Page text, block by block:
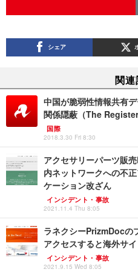
シェア
関連
中国が脆弱性情報共有
関係隠蔽（The Register
国際
2018.3.30 Fri 8:30
アクセサリーパーツ販
内ネットワークへの不
ケーション改ざん
インシデント・事故
2021.11.4 Thu 8:05
ラネクシーPrizmDocの
アクセスすると海外サ
インシデント・事故
2021.9.15 Wed 8:05